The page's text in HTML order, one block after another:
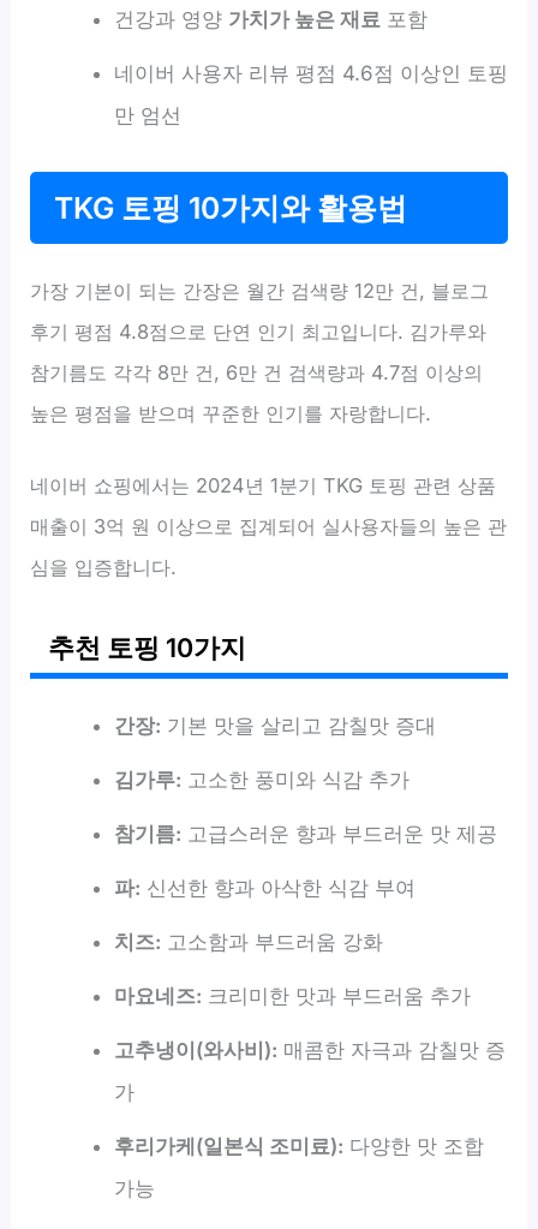
건강과 영양 가치가 높은 재료포함
네이버 사용자 리뷰 평점 4.6점 이상인 토핑
만 엄선
TKG 토핑 10가지와 활용법
가장 기본이 되는 간장은 월간 검색량 12만 건, 블로그
후기 평점 4.8점으로 단연 인기 최고입니다. 김가루와
참기름도 각각 8만 건, 6만 건 검색량과 4.7점 이상의
높은 평점을 받으며 꾸준한 인기를 자랑합니다.
네이버 쇼핑에서는 2024년 1분기 TKG 토핑 관련 상품
매출이 3억 원 이상으로 집계되어 실사용자들의 높은 관
심을 입증합니다.
추천 토핑 10가지
간장: 기본 맛을 살리고 감칠맛 증대
김가루: 고소한 풍미와 식감 추가
참기름: 고급스러운 향과 부드러운 맛 제공
파: 신선한 향과 아삭한 식감 부여
치즈: 고소함과 부드러움 강화
마요네즈: 크리미한 맛과 부드러움 추가
고추냉이(와사비): 매콤한 자극과 감칠맛 증
가
후리가케(일본식 조미료): 다양한 맛 조합
가능